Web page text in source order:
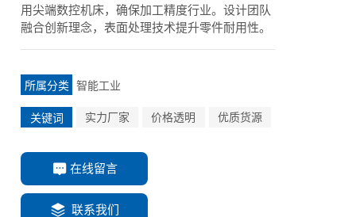
用尖端数控机床，确保加工精度行业。设计团队
融合创新理念，表面处理技术提升零件耐用性。
所属分类 智能工业
关键词 实力厂家 价格透明 优质货源
在线留言
联系我们